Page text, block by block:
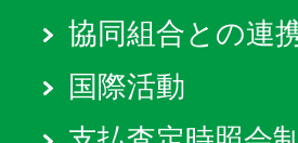
協同組合との連
国際活動